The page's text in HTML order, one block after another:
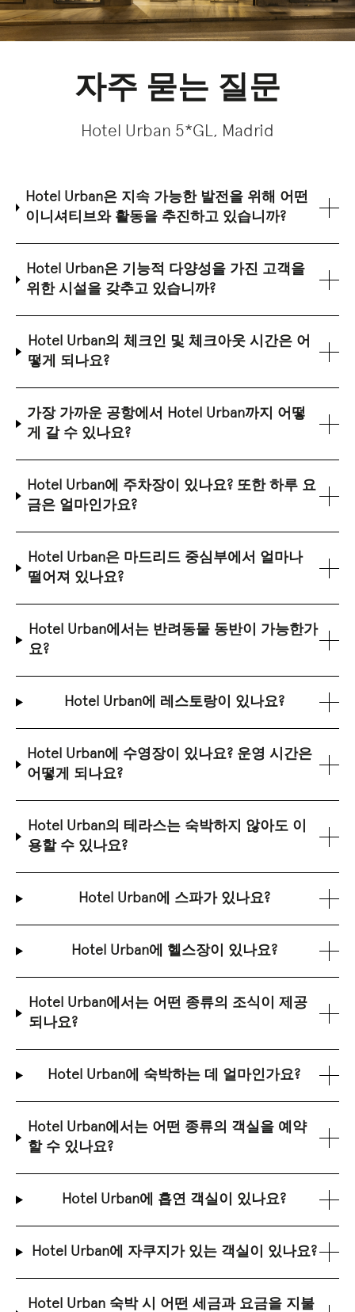
자주 묻는 질문
Hotel Urban 5*GL, Madrid
Hotel Urban은 지속 가능한 발전을 위해 어떤
이니셔티브와 활동을 추진하고 있습니까?
Hotel Urban은 기능적 다양성을 가진 고객을
위한 시설을 갖추고 있습니까?
Hotel Urban의 체크인 및 체크아웃 시간은 어
떻게 되나요?
가장 가까운 공항에서 Hotel Urban까지 어떻
게 갈 수 있나요?
Hotel Urban에 주차장이 있나요? 또한 하루 요
금은 얼마인가요?
Hotel Urban은 마드리드 중심부에서 얼마나
떨어져 있나요?
Hotel Urban에서는 반려동물 동반이 가능한가
요?
Hotel Urban에 레스토랑이 있나요?
Hotel Urban에 수영장이 있나요? 운영 시간은
어떻게 되나요?
Hotel Urban의 테라스는 숙박하지 않아도 이
용할 수 있나요?
Hotel Urban에 스파가 있나요?
Hotel Urban에 헬스장이 있나요?
Hotel Urban에서는 어떤 종류의 조식이 제공
되나요?
Hotel Urban에 숙박하는 데 얼마인가요?
Hotel Urban에서는 어떤 종류의 객실을 예약
할 수 있나요?
Hotel Urban에 흡연 객실이 있나요?
Hotel Urban에 자쿠지가 있는 객실이 있나요?
Hotel Urban 숙박 시 어떤 세금과 요금을 지불